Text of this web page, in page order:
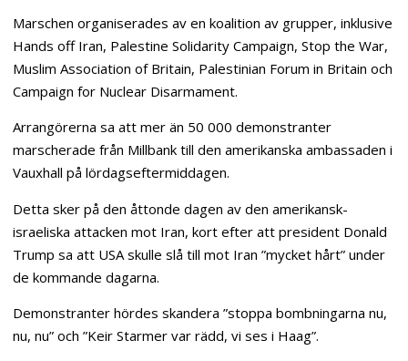
Marschen organiserades av en koalition av grupper, inklusive
Hands off Iran, Palestine Solidarity Campaign, Stop the War,
Muslim Association of Britain, Palestinian Forum in Britain och
Campaign for Nuclear Disarmament.
Arrangörerna sa att mer än 50 000 demonstranter
marscherade från Millbank till den amerikanska ambassaden i
Vauxhall på lördagseftermiddagen.
Detta sker på den åttonde dagen av den amerikansk-
israeliska attacken mot Iran, kort efter att president Donald
Trump sa att USA skulle slå till mot Iran ”mycket hårt” under
de kommande dagarna.
Demonstranter hördes skandera ”stoppa bombningarna nu,
nu, nu” och ”Keir Starmer var rädd, vi ses i Haag”.